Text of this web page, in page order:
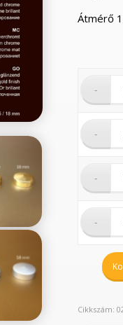
Átmérő
Cikkszám: